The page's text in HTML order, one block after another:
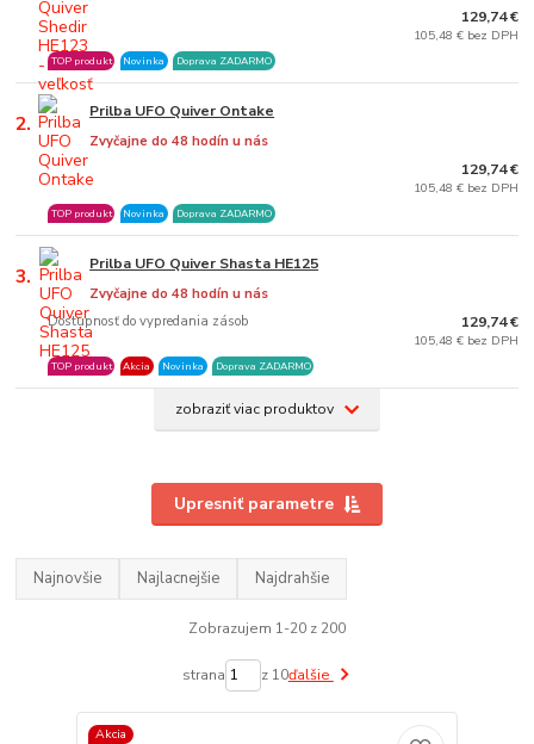
TOP produkt Novinka Doprava ZADARMO
129,74 €
105,48 € bez DPH
2. Prilba UFO Quiver Ontake
Zvyčajne do 48 hodín u nás
TOP produkt Novinka Doprava ZADARMO
129,74 €
105,48 € bez DPH
3. Prilba UFO Quiver Shasta HE125
Dostupnosť do vypredania zásob
Zvyčajne do 48 hodín u nás
TOP produkt Akcia Novinka Doprava ZADARMO
129,74 €
105,48 € bez DPH
zobraziť viac produktov
Upresniť parametre
Najnovšie Najlacnejšie Najdrahšie
Zobrazujem 1-20 z 200
strana z 10ďalšie
Akcia